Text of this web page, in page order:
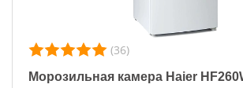
(36)
Морозильная камера Haier